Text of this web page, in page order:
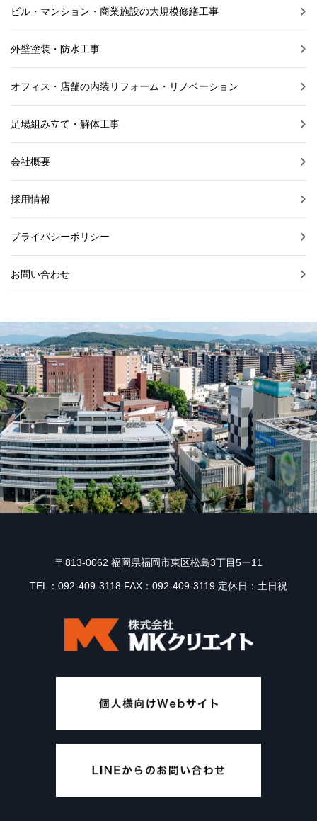
ビル・マンション・商業施設の大規模修繕工事
外壁塗装・防水工事
オフィス・店舗の内装リフォーム・リノベーション
足場組み立て・解体工事
会社概要
採用情報
プライバシーポリシー
お問い合わせ
〒813-0062 福岡県福岡市東区松島3丁目5ー11
TEL：092-409-3118 FAX：092-409-3119 定休日：土日祝